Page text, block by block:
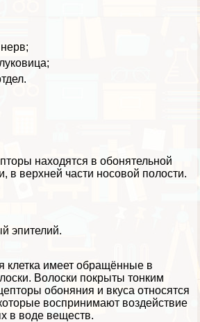
находятся в обонятельной
в верхней части носовой полости.
эпителий.
клетка имеет обращённые в
Волоски покрыты тонким
обоняния и вкуса относятся
воспринимают воздействие
в воде веществ.